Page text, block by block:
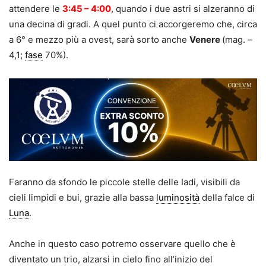
attendere le 3:45 – 4:00, quando i due astri si alzeranno di
una decina di gradi. A quel punto ci accorgeremo che, circa
a 6° e mezzo più a ovest, sarà sorto anche Venere (mag. –
4,1; fase 70%).
Faranno da sfondo le piccole stelle delle Iadi, visibili da
cieli limpidi e bui, grazie alla bassa luminosità della falce di
Luna.
Anche in questo caso potremo osservare quello che è
diventato un trio, alzarsi in cielo fino all’inizio del